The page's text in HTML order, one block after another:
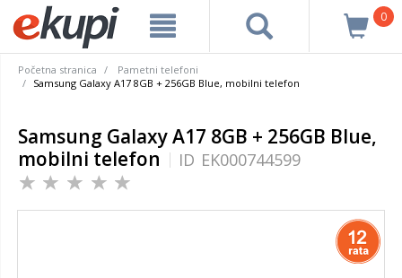
0
Početna stranica
Pametni telefoni
Samsung Galaxy A17 8GB + 256GB Blue, mobilni telefon
Samsung Galaxy A17 8GB + 256GB Blue,
mobilni telefon
ID EK000744599